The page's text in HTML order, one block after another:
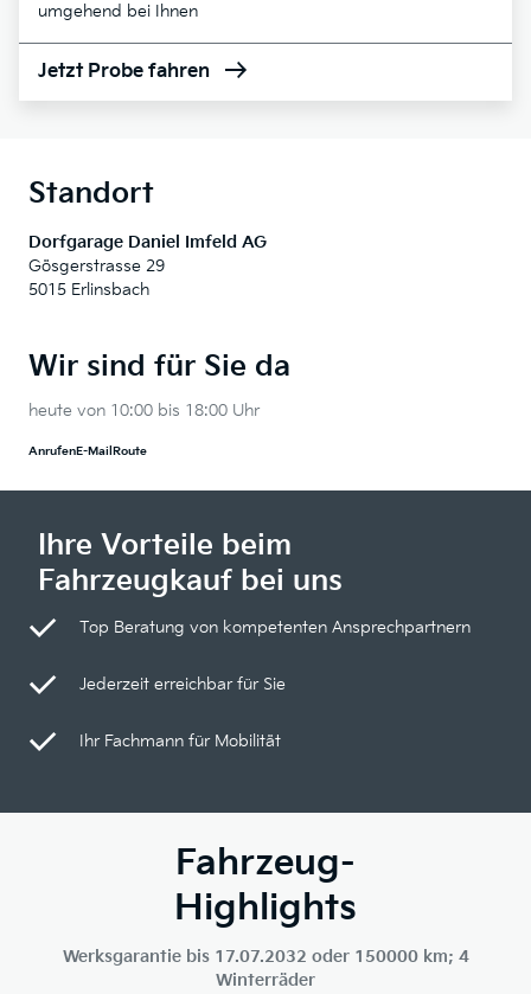
umgehend bei Ihnen
Jetzt Probe fahren
Standort
Dorfgarage Daniel Imfeld AG
Gösgerstrasse 29
5015 Erlinsbach
Wir sind für Sie da
heute von 10:00 bis 18:00 Uhr
AnrufenE-Mail Route
Ihre Vorteile beim
Fahrzeugkauf bei uns
Top Beratung von kompetenten Ansprechpartnern
Jederzeit erreichbar für Sie
Ihr Fachmann für Mobilität
Fahrzeug-
Highlights
Werksgarantie bis 17.07.2032 oder 150000 km; 4
Winterräder